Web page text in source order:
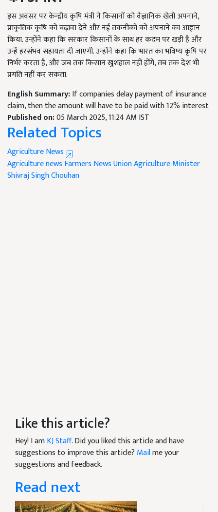
इस अवसर पर केन्द्रीय कृषि मंत्री ने किसानों को वैज्ञानिक खेती अपनाने,
प्राकृतिक कृषि को बढ़ावा देने और नई तकनीकों को अपनाने का आह्वान
किया. उन्होंने कहा कि सरकार किसानों के साथ हर कदम पर खड़ी है और
उन्हें हरसंभव सहायता दी जाएगी. उन्होंने कहा कि भारत का भविष्य कृषि पर
निर्भर करता है, और जब तक किसान खुशहाल नहीं होंगे, तब तक देश भी
प्रगति नहीं कर सकता.
English Summary:If companies delay payment of insurance
claim, then the amount will have to be paid with 12% interest
Published on:05 March 2025, 11:24 AM IST
Related Topics
Agriculture News
Agriculture news Farmers NewsUnion Agriculture Minister
Shivraj Singh Chouhan
Like this article?
Hey! I amKJ Staff. Did you liked this article and have
suggestions to improve this article? Mailme your
suggestions and feedback.
Read next